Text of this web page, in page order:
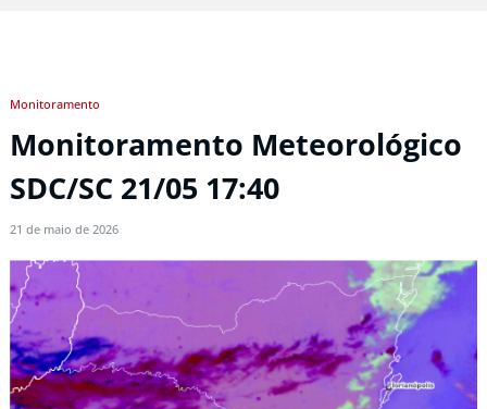
Monitoramento
Monitoramento Meteorológico
SDC/SC 21/05 17:40
21 de maio de 2026